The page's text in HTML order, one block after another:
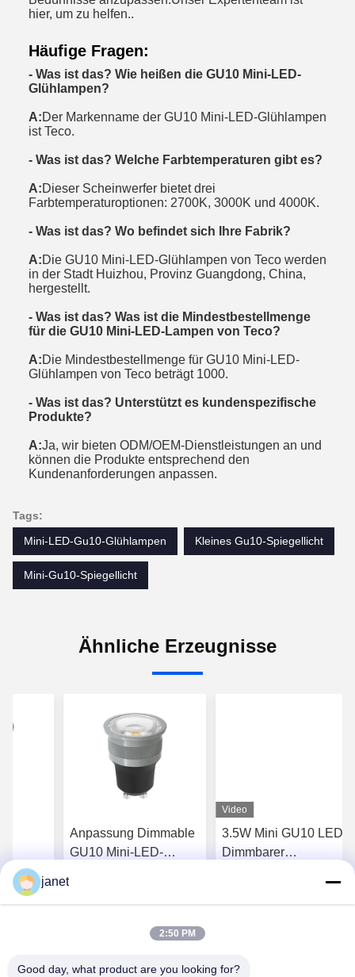
hier, um zu helfen..
Häufige Fragen:
- Was ist das? Wie heißen die GU10 Mini-LED-
Glühlampen?
A:Der Markenname der GU10 Mini-LED-Glühlampen
ist Teco.
- Was ist das? Welche Farbtemperaturen gibt es?
A:Dieser Scheinwerfer bietet drei
Farbtemperaturoptionen: 2700K, 3000K und 4000K.
- Was ist das? Wo befindet sich Ihre Fabrik?
A:Die GU10 Mini-LED-Glühlampen von Teco werden
in der Stadt Huizhou, Provinz Guangdong, China,
hergestellt.
- Was ist das? Was ist die Mindestbestellmenge
für die GU10 Mini-LED-Lampen von Teco?
A:Die Mindestbestellmenge für GU10 Mini-LED-
Glühlampen von Teco beträgt 1000.
- Was ist das? Unterstützt es kundenspezifische
Produkte?
A:Ja, wir bieten ODM/OEM-Dienstleistungen an und
können die Produkte entsprechend den
Kundenanforderungen anpassen.
Tags:
Mini-LED-Gu10-Glühlampen
Kleines Gu10-Spiegellicht
Mini-Gu10-Spiegellicht
Ähnliche Erzeugnisse
Warm
24
besten
Anpassung Dimmable
GU10 Mini-LED-
Erhalten Sie besten
Video
3.5W Mini GU10 LED
Dimmbarer
Erhalten Sie besten
janet
2:50 PM
Good day, what product are you looking for?